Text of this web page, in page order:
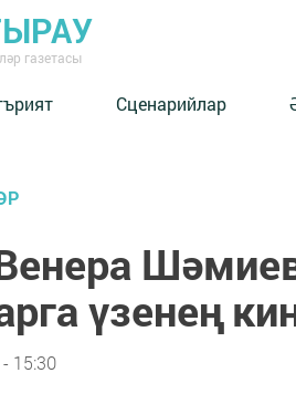
газетасы
Сценарийлар
үзенең
15:30